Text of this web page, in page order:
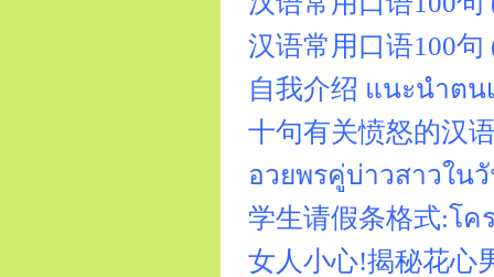
汉语常用口语100
自我介绍 แนะนำตน
十句有关愤怒的汉
อวยพรคู่บ่าวสาวใน
学生请假条格式:โ
女人小心!揭秘花心